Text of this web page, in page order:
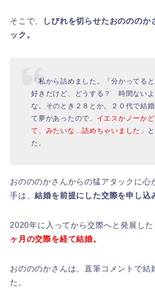
そこで、
しびれを切らせたおのののか
ック。
「私から詰めました。『分かってると
好きだけど、どうする？ 時間ない
な。そのとき２８とか。２０代で結
て夢があったので、 イエスかノーか
て、みたいな…詰めちゃいました 」
た。
おのののかさんからの猛アタックに心
手は、結婚を前提にした交際を申し込
2020年に入ってから交際へと発展し
ヶ月の交際を経て結婚。
おのののかさんは、直筆コメントで結
た。